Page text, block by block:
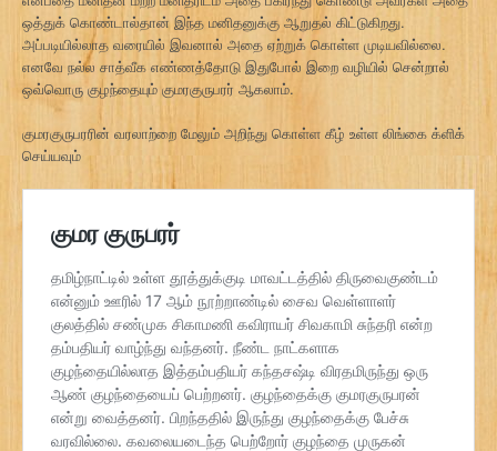
ஒத்துக் கொண்டால்தான் இந்த மனிதனுக்கு ஆறுதல் கிட்டுகிறது.
அப்படியில்லாத வரையில் இவனால் அதை ஏற்றுக் கொள்ள முடியவில்லை.
எனவே நல்ல சாத்வீக எண்ணத்தோடு இதுபோல் இறை வழியில் சென்றால்
ஒவ்வொரு குழந்தையும் குமரகுருபரர் ஆகலாம்.
குமரகுருபரரின் வரலாற்றை மேலும் அறிந்து கொள்ள கீழ் உள்ள லிங்கை க்ளிக்
செய்யவும்